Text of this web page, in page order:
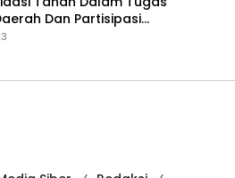
Dan Partisipasi